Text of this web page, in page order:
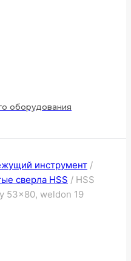
оборудования
инструмент /
сверла HSS / HSS
53×80, weldon 19